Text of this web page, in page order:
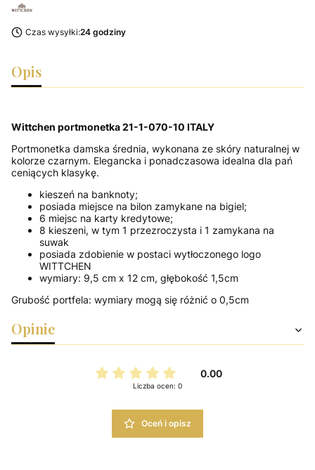
Czas wysyłki:24 godziny
Opis
Wittchen portmonetka 21-1-070-10 ITALY
Portmonetka damska średnia, wykonana ze skóry naturalnej w
kolorze czarnym. Elegancka i ponadczasowa idealna dla pań
ceniących klasykę.
kieszeń na banknoty;
posiada miejsce na bilon zamykane na bigiel;
6 miejsc na karty kredytowe;
8 kieszeni, w tym 1 przezroczysta i 1 zamykana na
suwak
posiada zdobienie w postaci wytłoczonego logo
WITTCHEN
wymiary: 9,5 cm x 12 cm, głębokość 1,5cm
Grubość portfela: wymiary mogą się różnić o 0,5cm
Opinie
0.00
Liczba ocen: 0
Oceń i opisz